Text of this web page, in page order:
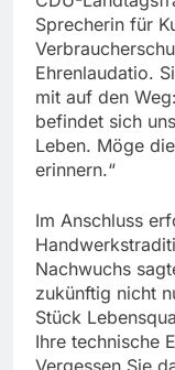
Sprecherin für
Ehrenlaudatio.
mit auf den
befindet sich
Leben. Möge
erinnern.“
Im Anschluss
Nachwuchs
zukünftig nicht
Stück
Ihre technische
Vergessen Sie